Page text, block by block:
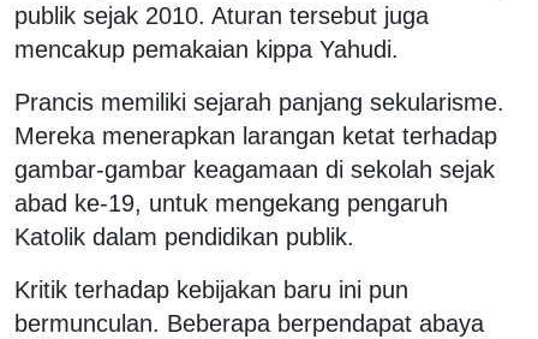
publik sejak 2010. Aturan tersebut juga
mencakup pemakaian kippa Yahudi.
Prancis memiliki sejarah panjang sekularisme.
Mereka menerapkan larangan ketat terhadap
gambar-gambar keagamaan di sekolah sejak
abad ke-19, untuk mengekang pengaruh
Katolik dalam pendidikan publik.
Kritik terhadap kebijakan baru ini pun
bermunculan. Beberapa berpendapat abaya